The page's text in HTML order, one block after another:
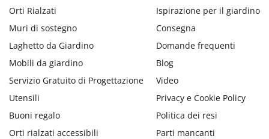
Orti Rialzati
Muri di sostegno
Laghetto da Giardino
Mobili da giardino
Servizio Gratuito di Progettazione
Utensili
Buoni regalo
Orti rialzati accessibili
Ispirazione per il giardino
Consegna
Domande frequenti
Blog
Video
Privacy e Cookie Policy
Politica dei resi
Parti mancanti